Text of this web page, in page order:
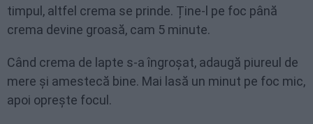
timpul, altfel crema se prinde. Ține-l pe foc până
crema devine groasă, cam 5 minute.
Când crema de lapte s-a îngroșat, adaugă piureul de
mere și amestecă bine. Mai lasă un minut pe foc mic,
apoi oprește focul.